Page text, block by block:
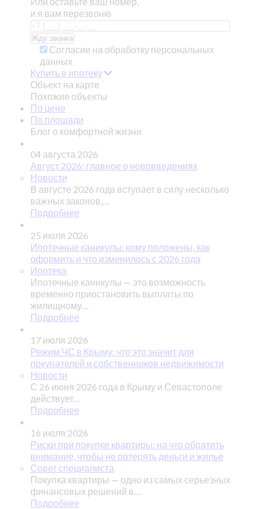
и я вам перезвоню
Согласие на обработку персональных
данных
Купить в ипотеку
Объект на карте
Похожие объекты
По цене
По площади
Блог о комфортной жизни
04 августа 2026
Август 2026: главное о нововведениях
Новости
В августе 2026 года вступает в силу несколько
важных законов,…
Подробнее
25 июля 2026
Ипотечные каникулы: кому положены, как
оформить и что изменилось с 2026 года
Ипотека
Ипотечные каникулы — это возможность
временно приостановить выплаты по
жилищному…
Подробнее
17 июля 2026
Режим ЧС в Крыму: что это значит для
покупателей и собственников недвижимости
Новости
С 26 июня 2026 года в Крыму и Севастополе
действует…
Подробнее
16 июля 2026
Риски при покупке квартиры: на что обратить
внимание, чтобы не потерять деньги и жилье
Совет специалиста
Покупка квартиры — одно из самых серьезных
финансовых решений в…
Подробнее